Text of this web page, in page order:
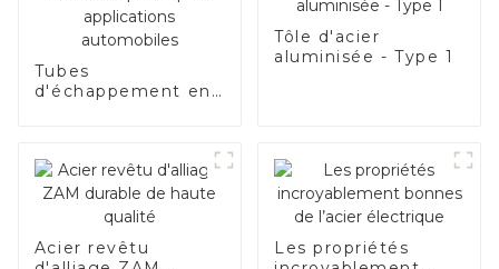
Tubes
d'échappement en
automobiles
Tôle d'acier
aluminisée - Type 1
Acier revêtu
Les propriétés